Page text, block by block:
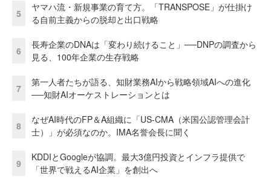
5
ヤマハ流・新規事業の育て方。「TRANSPOSE」が仕掛け
る自前主義からの脱却と出口戦略
6
長寿企業のDNAは「変わり続けること」──DNPの調査から
見る、100年企業の生存戦略
7
第一人者たちが語る、知財業務AIから戦略領域AIへの進化
──知財AIオーケストレーションとは
8
なぜAI時代のFP＆A組織に「US-CMA（米国公認管理会計
士）」が必須なのか。IMA名誉会長に聞く
9
KDDIとGoogleが協調。最大3億円投資とインフラ提供で
「世界で戦えるAI企業」を創出へ